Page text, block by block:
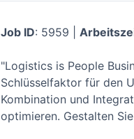
Job ID: 5959 |
"Logistics is People
Schlüsselfaktor für den
Kombination und
optimieren. Gestalten